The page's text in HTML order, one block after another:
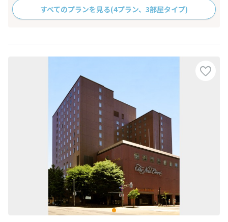
すべてのプランを見る(4プラン、3部屋タイプ)